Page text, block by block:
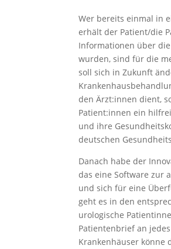
Wer bereits einmal in
erhält der Patient/die
Informationen über
wurden, sind für die
soll sich in Zukunft
den Ärzt:innen dient,
Patient:innen ein
und ihre
deutschen
Danach habe der
das eine Software zur
und sich für eine
geht es in den
urologische
Patientenbrief an
Krankenhäuser könne